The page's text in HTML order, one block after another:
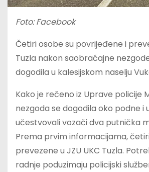
Foto: Facebook
Četiri osobe su povrijeđene i
Tuzla nakon saobraćajne
dogodila u kalesijskom naselju
Kako je rečeno iz Uprave policije
nezgoda se dogodila oko podne i
učestvovali vozači dva putnička
Prema prvim informacijama,
prevezene u JZU UKC Tuzla.
radnje poduzimaju policijski